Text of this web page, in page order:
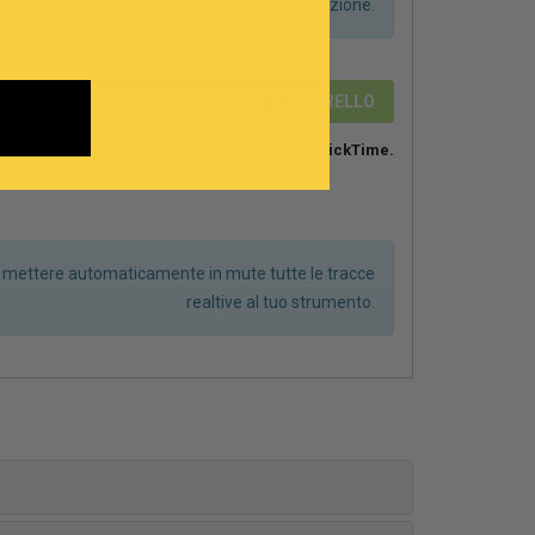
alcuna transposizione durante la generazione.
SALVA ED AGGIUNGI AL CARRELLO
QuickTime.
automaticamente in mute tutte le tracce
realtive al tuo strumento.